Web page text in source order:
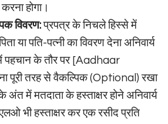
होगा।
विवरण:प्रपत्र के निचले हिस्से में
या पति-पत्नी का विवरण देना अनिवार्य
पहचान के तौर पर [Aadhaar
पूरी तरह से वैकल्पिक (Optional) रखा
अंत में मतदाता के हस्ताक्षर होने अनिवार्य
भी हस्ताक्षर कर एक रसीद प्रति